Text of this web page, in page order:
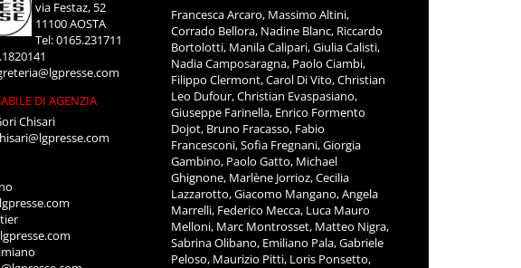
via Festaz, 52
11100 AOSTA
Tel: 0165.231711
DI AGENZIA
Chisari
Francesca Arcaro, Massimo Altini,
Corrado Bellora, Nadine Blanc, Riccardo
Bortolotti, Manila Calipari, Giulia Calisti,
Nadia Camposaragna, Paolo Ciambi,
Filippo Clermont, Carol Di Vito, Christian
Leo Dufour, Christian Evaspasiano,
Giuseppe Farinella, Enrico Formento
Dojot, Bruno Fracasso, Fabio
Francesconi, Sofia Fregnani, Giorgia
Gambino, Paolo Gatto, Michael
Ghignone, Marlène Jorrioz, Cecilia
Lazzarotto, Giacomo Mangano, Angela
Marrelli, Federico Mecca, Luca Mauro
Melloni, Marc Montrosset, Matteo Nigra,
Sabrina Olibano, Emiliano Pala, Gabriele
Peloso, Maurizio Pitti, Loris Ponsetto,